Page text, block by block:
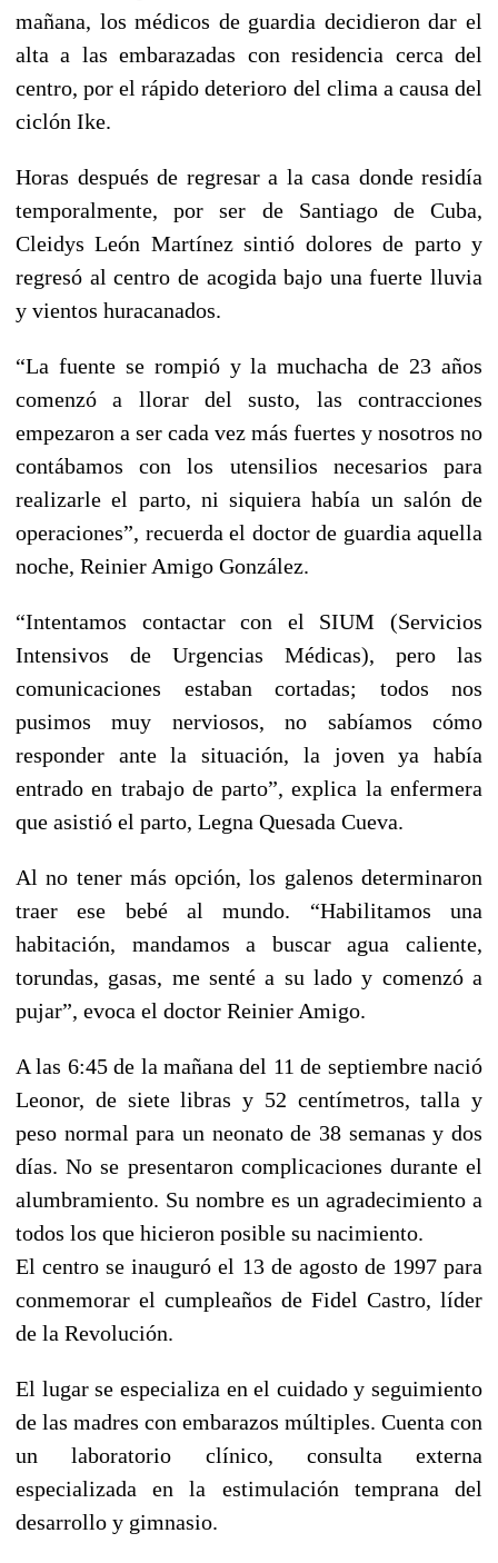
mañana, los médicos de guardia decidieron dar el
alta a las embarazadas con residencia cerca del
centro, por el rápido deterioro del clima a causa del
ciclón Ike.
Horas después de regresar a la casa donde residía
temporalmente, por ser de Santiago de Cuba,
Cleidys León Martínez sintió dolores de parto y
regresó al centro de acogida bajo una fuerte lluvia
y vientos huracanados.
“La fuente se rompió y la muchacha de 23 años
comenzó a llorar del susto, las contracciones
empezaron a ser cada vez más fuertes y nosotros no
contábamos con los utensilios necesarios para
realizarle el parto, ni siquiera había un salón de
operaciones”, recuerda el doctor de guardia aquella
noche, Reinier Amigo González.
“Intentamos contactar con el SIUM (Servicios
Intensivos de Urgencias Médicas), pero las
comunicaciones estaban cortadas; todos nos
pusimos muy nerviosos, no sabíamos cómo
responder ante la situación, la joven ya había
entrado en trabajo de parto”, explica la enfermera
que asistió el parto, Legna Quesada Cueva.
Al no tener más opción, los galenos determinaron
traer ese bebé al mundo. “Habilitamos una
habitación, mandamos a buscar agua caliente,
torundas, gasas, me senté a su lado y comenzó a
pujar”, evoca el doctor Reinier Amigo.
A las 6:45 de la mañana del 11 de septiembre nació
Leonor, de siete libras y 52 centímetros, talla y
peso normal para un neonato de 38 semanas y dos
días. No se presentaron complicaciones durante el
alumbramiento. Su nombre es un agradecimiento a
todos los que hicieron posible su nacimiento.
El centro se inauguró el 13 de agosto de 1997 para
conmemorar el cumpleaños de Fidel Castro, líder
de la Revolución.
El lugar se especializa en el cuidado y seguimiento
de las madres con embarazos múltiples. Cuenta con
un laboratorio clínico, consulta externa
especializada en la estimulación temprana del
desarrollo y gimnasio.